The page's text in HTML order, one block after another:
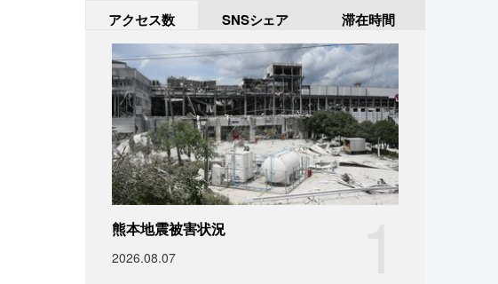
アクセス数 SNSシェア 滞在時間
熊本地震被害状況
2026.08.07